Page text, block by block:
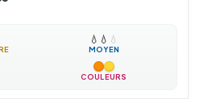
💧 💧 💧
MOYEN
COULEURS